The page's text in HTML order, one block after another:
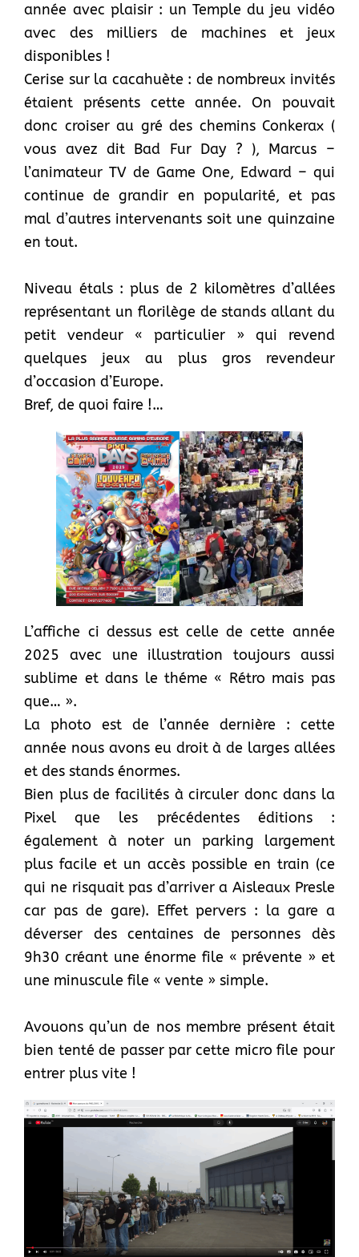
année avec plaisir : un Temple du jeu vidéo
avec des milliers de machines et jeux
disponibles !
Cerise sur la cacahuète : de nombreux invités
étaient présents cette année. On pouvait
donc croiser au gré des chemins Conkerax (
vous avez dit Bad Fur Day ? ), Marcus –
l’animateur TV de Game One, Edward – qui
continue de grandir en popularité, et pas
mal d’autres intervenants soit une quinzaine
en tout.
Niveau étals : plus de 2 kilomètres d’allées
représentant un florilège de stands allant du
petit vendeur « particulier » qui revend
quelques jeux au plus gros revendeur
d’occasion d’Europe.
Bref, de quoi faire !…
L’affiche ci dessus est celle de cette année
2025 avec une illustration toujours aussi
sublime et dans le théme « Rétro mais pas
que… ».
La photo est de l’année dernière : cette
année nous avons eu droit à de larges allées
et des stands énormes.
Bien plus de facilités à circuler donc dans la
Pixel que les précédentes éditions :
également à noter un parking largement
plus facile et un accès possible en train (ce
qui ne risquait pas d’arriver a Aisleaux Presle
car pas de gare). Effet pervers : la gare a
déverser des centaines de personnes dès
9h30 créant une énorme file « prévente » et
une minuscule file « vente » simple.
Avouons qu’un de nos membre présent était
bien tenté de passer par cette micro file pour
entrer plus vite !